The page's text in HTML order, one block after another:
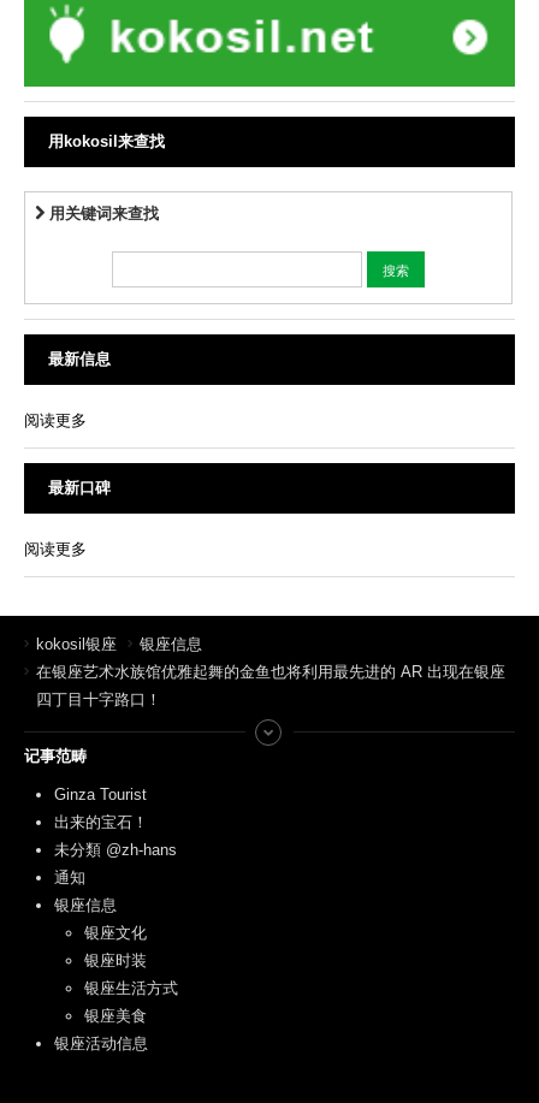
用kokosil来查找
用关键词来查找
最新信息
阅读更多
最新口碑
阅读更多
kokosil银座
银座信息
在银座艺术水族馆优雅起舞的金鱼也将利用最先进的 AR 出现在银座
四丁目十字路口！
记事范畴
Ginza Tourist
出来的宝石！
未分類 @zh-hans
通知
银座信息
银座文化
银座时装
银座生活方式
银座美食
银座活动信息